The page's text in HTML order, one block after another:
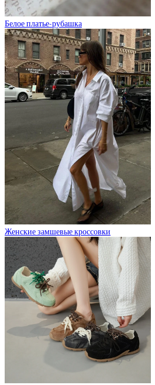
Белое платье-рубашка
Женские замшевые кроссовки